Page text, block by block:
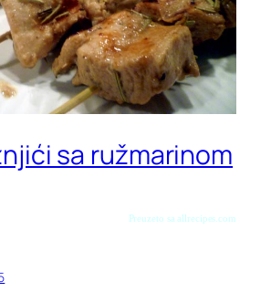
sa ružmarinom
Preuzeto sa allrecipes.com